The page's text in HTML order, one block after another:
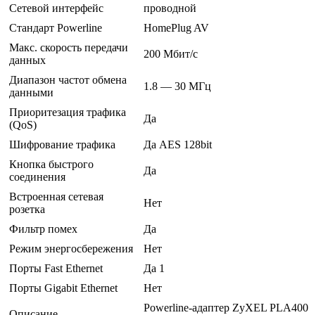
Сетевой интерфейс
проводной
Стандарт Powerline
HomePlug AV
Макс. скорость передачи
данных
200 Мбит/с
Диапазон частот обмена
данными
1.8 — 30 МГц
Приоритезация трафика
(QoS)
Да
Шифрование трафика
Да AES 128bit
Кнопка быстрого
соединения
Да
Встроенная сетевая
розетка
Нет
Фильтр помех
Да
Режим энергосбережения
Нет
Порты Fast Ethernet
Да 1
Порты Gigabit Ethernet
Нет
Powerline-адаптер ZyXEL